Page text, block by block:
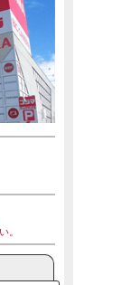
ート
。